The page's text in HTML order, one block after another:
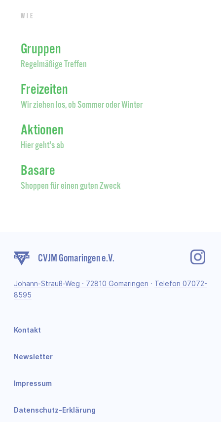
Wie
Gruppen
Regelmäßige Treffen
Freizeiten
Wir ziehen los, ob Sommer oder Winter
Aktionen
Hier geht's ab
Basare
Shoppen für einen guten Zweck
CVJM Gomaringen e.V.
Johann-Strauß-Weg · 72810 Gomaringen · Telefon 07072-
8595
Kontakt
Newsletter
Impressum
Datenschutz-Erklärung